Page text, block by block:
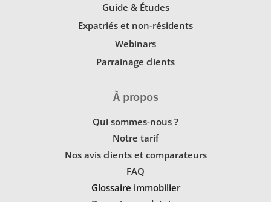
Guide & Études
Expatriés et non-résidents
Webinars
Parrainage clients
À propos
Qui sommes-nous ?
Notre tarif
Nos avis clients et comparateurs
FAQ
Glossaire immobilier